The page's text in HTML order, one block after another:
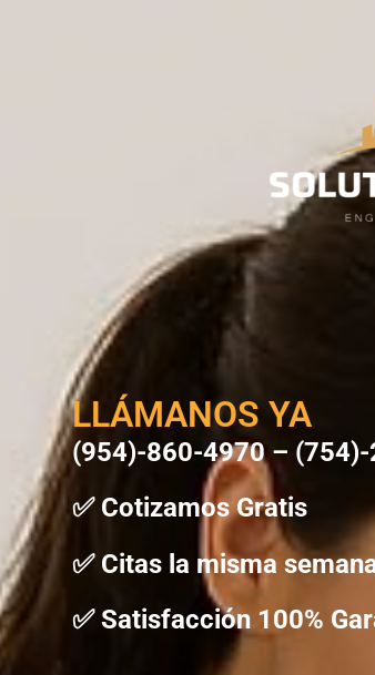
LLÁMANOS YA
(954)-860-4970–
✅ Cotizamos Gratis
✅ Citas la misma
✅ Satisfacción 100%